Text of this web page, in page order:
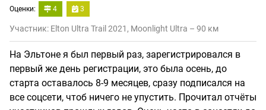
Оценки: 4 3
Участник: Elton Ultra Trail 2021, Moonlight Ultra – 90 км
На Эльтоне я был первый раз, зарегистрировался в
первый же день регистрации, это была осень, до
старта оставалось 8-9 месяцев, сразу подписался на
все соцсети, чтоб ничего не упустить. Прочитал отчёты